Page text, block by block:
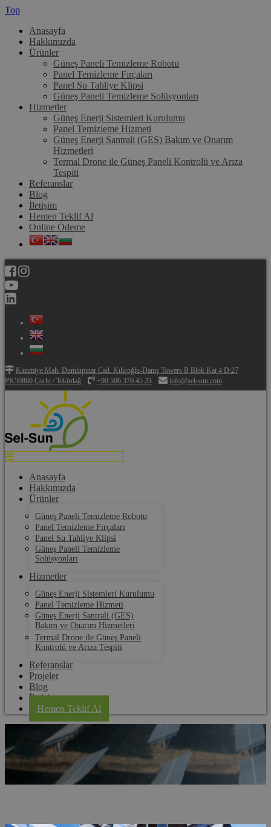
Top
Anasayfa
Hakkımızda
Ürünler
Güneş Paneli Temizleme Robotu
Panel Temizleme Fırçaları
Panel Su Tahliye Klipsi
Güneş Paneli Temizleme Solüsyonları
Hizmetler
Güneş Enerji Sistemleri Kurulumu
Panel Temizleme Hizmeti
Güneş Enerji Santrali (GES) Bakım ve Onarım
Hizmetleri
Termal Drone ile Güneş Paneli Kontrolü ve Arıza
Tespiti
Referanslar
Blog
İletişim
Hemen Teklif Al
Online Ödeme
Kazımiye Mah. Dumlupınar Cad. Kılıçoğlu-Danış Towers B Blok Kat 4 D:27
PK59860 Çorlu / Tekirdağ
+90 506 370 45 23 info@sel-sun.com
Anasayfa
Hakkımızda
Ürünler
Güneş Paneli Temizleme Robotu
Panel Temizleme Fırçaları
Panel Su Tahliye Klipsi
Güneş Paneli Temizleme
Solüsyonları
Hizmetler
Güneş Enerji Sistemleri Kurulumu
Panel Temizleme Hizmeti
Güneş Enerji Santrali (GES)
Bakım ve Onarım Hizmetleri
Termal Drone ile Güneş Paneli
Kontrolü ve Arıza Tespiti
Referanslar
Projeler
Blog
İletişim
Hemen Teklif Al